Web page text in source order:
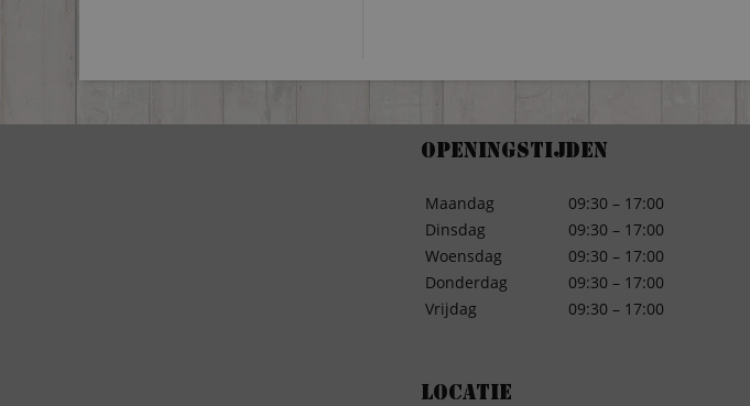
Openingstijden
Maandag
Dinsdag
Woensdag
Donderdag
Vrijdag
09:30 – 17:00
09:30 – 17:00
09:30 – 17:00
09:30 – 17:00
09:30 – 17:00
Locatie